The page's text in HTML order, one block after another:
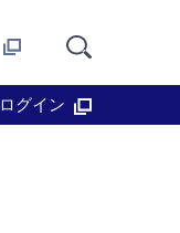
ログイン